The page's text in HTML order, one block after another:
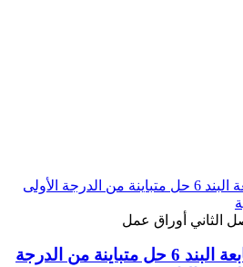
الثاني أوراق عمل
ورقة عمل الوحدة السابعة البند 6 حل متباينة من الدرجة